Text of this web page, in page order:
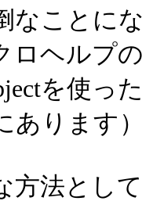
なことに
ロヘルプ
を使っ
あります
方法とし